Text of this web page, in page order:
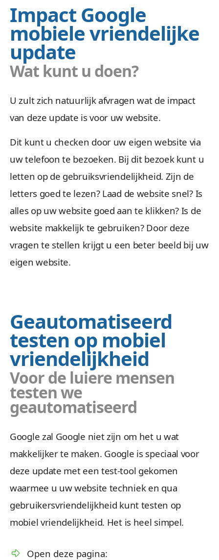
Impact Google
mobiele vriendelijke
update
Wat kunt u doen?
U zult zich natuurlijk afvragen wat de impact
van deze update is voor uw website.
Dit kunt u checken door uw eigen website via
uw telefoon te bezoeken. Bij dit bezoek kunt u
letten op de gebruiksvriendelijkheid. Zijn de
letters goed te lezen? Laad de website snel? Is
alles op uw website goed aan te klikken? Is de
website makkelijk te gebruiken? Door deze
vragen te stellen krijgt u een beter beeld bij uw
eigen website.
Geautomatiseerd
testen op mobiel
vriendelijkheid
Voor de luiere mensen
testen we
geautomatiseerd
Google zal Google niet zijn om het u wat
makkelijker te maken. Google is speciaal voor
deze update met een test-tool gekomen
waarmee u uw website techniek en qua
gebruikersvriendelijkheid kunt testen op
mobiel vriendelijkheid. Het is heel simpel.
Open deze pagina: